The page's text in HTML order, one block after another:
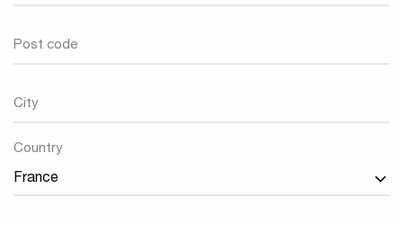
Post code
City
Country
Country